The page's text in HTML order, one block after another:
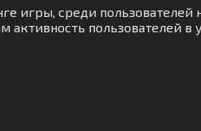
игры, среди пользователей
пользователей